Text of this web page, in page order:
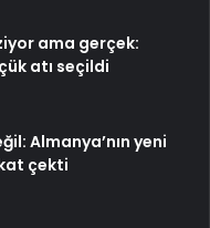
ama gerçek:
atı seçildi
Almanya’nın yeni
çekti